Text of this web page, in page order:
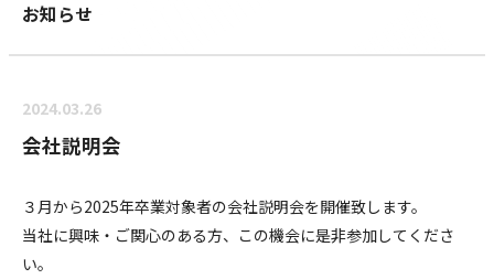
お知らせ
2024.03.26
会社説明会
３月から2025年卒業対象者の会社説明会を開催致します。
当社に興味・ご関心のある方、この機会に是非参加してくださ
い。